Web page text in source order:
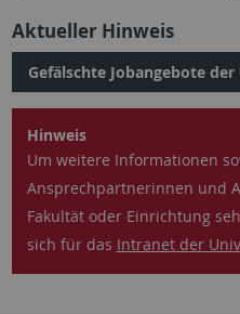
Aktueller Hinweis
Gefälschte Jobangebote
Hinweis
Um weitere Informationen
Ansprechpartnerinnen und
Fakultät oder Einrichtung
sich für das Intranet der